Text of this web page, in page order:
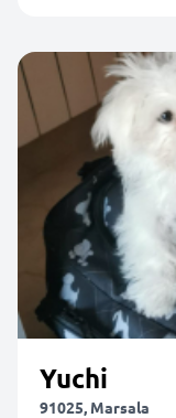
Yuchi
91025, Marsala